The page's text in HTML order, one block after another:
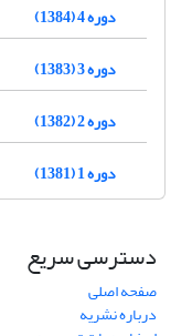
دوره 4 (1384)
دوره 3 (1383)
دوره 2 (1382)
دوره 1 (1381)
دسترسی سریع
صفحه اصلی
درباره نشریه